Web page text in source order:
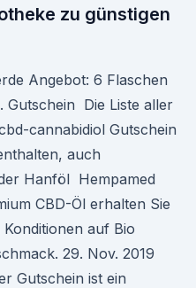
zu günstigen
Angebot: 6 Flaschen
Gutschein Die Liste aller
cannabidiol Gutschein
auch
Hanföl Hempamed
CBD-Öl erhalten Sie
auf Bio
29. Nov. 2019
Gutschein ist ein